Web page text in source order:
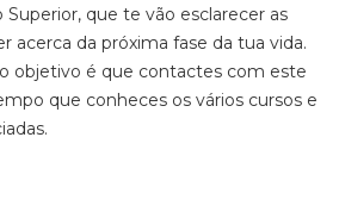
que te vão esclarecer as
acerca da próxima fase da tua vida.
objetivo é que contactes com este
que conheces os vários cursos e